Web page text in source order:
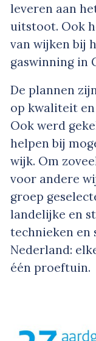
leveren aan
uitstoot. Ook
van wijken bij
gaswinning in
De plannen
op kwaliteit
Ook werd
helpen bij
wijk. Om
voor andere
groep
landelijke en
technieken en
Nederland:
één proeftuin.